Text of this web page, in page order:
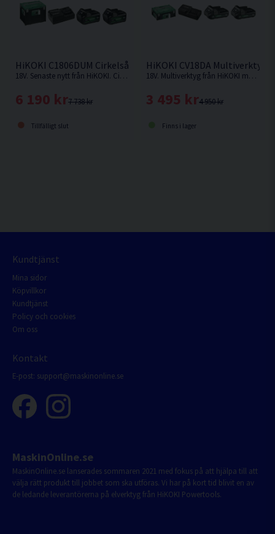
HiKOKI C1806DUM Cirkelsåg 165mm 18V (2x5,0Ah)
18V. Senaste nytt från HiKOKI. Cirkelsåg som kan fästas på skena.
7 738 kr
6 190 kr
Tillfälligt slut
HiKOKI CV18DA Multiverktyg
18V. Multiverktyg från HiKOKI med Starlock kompatibelt fäste.
4 950 kr
3 495 kr
Finns i lager
Kundtjänst
Mina sidor
Köpvillkor
Kundtjänst
Policy och cookies
Om oss
Kontakt
E-post: support@maskinonline.se
MaskinOnline.se
MaskinOnline.se lanserades sommaren 2021 med fokus på att hjälpa till att
välja rätt produkt till jobbet som ska utföras. Vi har på kort tid blivit en av
de ledande leverantörerna på elverktyg från HiKOKI Powertools.